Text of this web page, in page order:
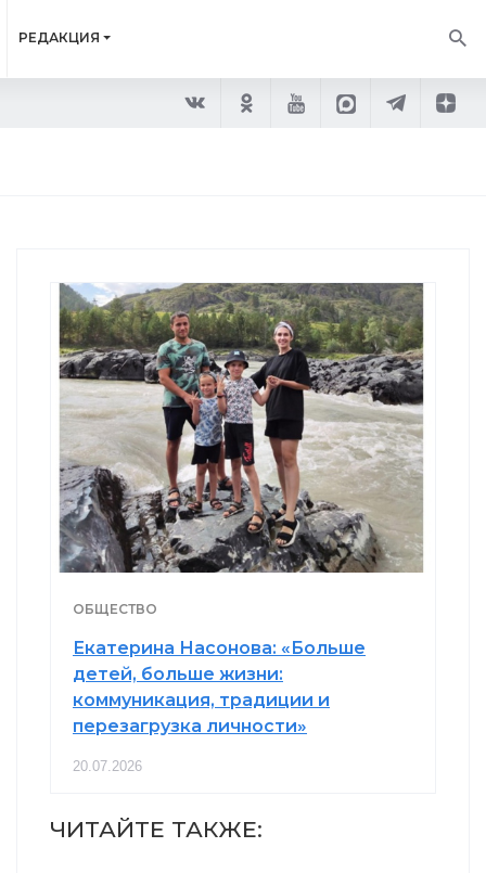
РЕДАКЦИЯ
ОБЩЕСТВО
Екатерина Насонова: «Больше
детей, больше жизни:
коммуникация, традиции и
перезагрузка личности»
20.07.2026
ЧИТАЙТЕ ТАКЖЕ: